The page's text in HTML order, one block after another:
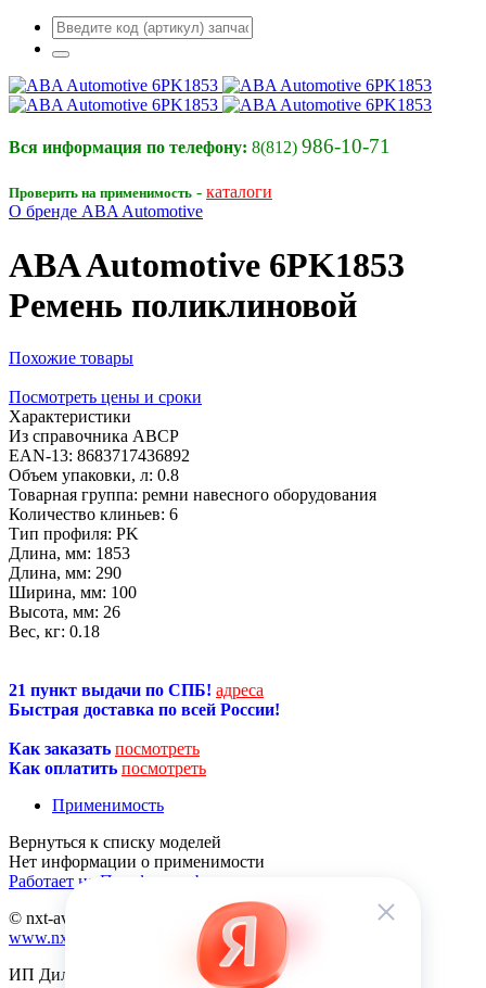
Вся информация по телефону: 8(812) 986-10-71
Проверить на применимость - каталоги
О бренде ABA Automotive
ABA Automotive 6PK1853
Ремень поликлиновой
Похожие товары
Посмотреть цены и сроки
Характеристики
Из справочника ABCP
EAN-13: 8683717436892
Объем упаковки, л: 0.8
Товарная группа: ремни навесного оборудования
Количество клиньев: 6
Тип профиля: PK
Длина, мм: 1853
Длина, мм: 290
Ширина, мм: 100
Высота, мм: 26
Вес, кг: 0.18
21 пункт выдачи по СПБ! адреса
Быстрая доставка по всей России!
Как заказать посмотреть
Как оплатить посмотреть
Применимость
Нет информации о применимости
Работает на Платформе abcp.ru
© nxt-avto.ru 2012 - 2026
www.nxt-avto.ru
ИП Диланчян Т.Л.